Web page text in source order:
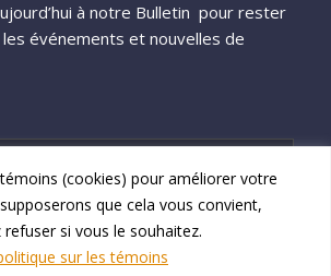
(cookies) pour améliorer votre
que cela vous convient,
si vous le souhaitez.
sur les témoins
à notre Bulletin pour rester
événements et nouvelles de